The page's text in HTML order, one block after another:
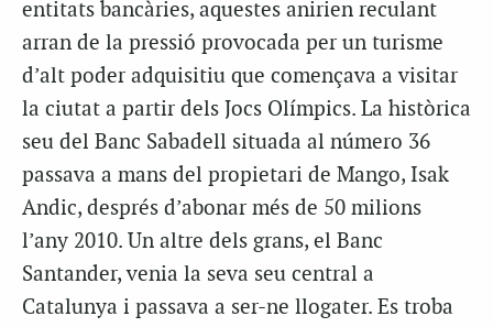
entitats bancàries, aquestes anirien reculant
arran de la pressió provocada per un turisme
d’alt poder adquisitiu que començava a visitar
la ciutat a partir dels Jocs Olímpics. La històrica
seu del Banc Sabadell situada al número 36
passava a mans del propietari de Mango, Isak
Andic, després d’abonar més de 50 milions
l’any 2010. Un altre dels grans, el Banc
Santander, venia la seva seu central a
Catalunya i passava a ser-ne llogater. Es troba